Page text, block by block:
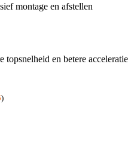
montage en afstellen
en betere acceleratie
)